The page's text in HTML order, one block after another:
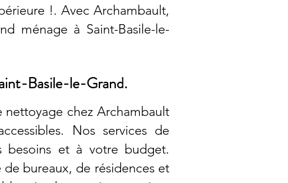
!. Avec Archambault,
ménage à Saint-Basile-le-
Basile-le-Grand.
nettoyage chez Archambault
Nos services de
besoins et à votre budget.
bureaux, de résidences et